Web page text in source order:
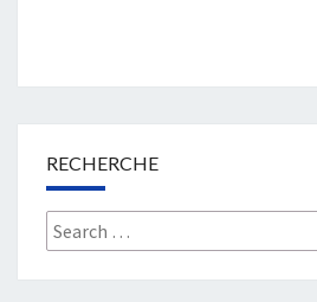
RECHERCHE
Search
for: